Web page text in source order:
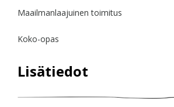
Maailmanlaajuinen toimitus
Koko-opas
Lisätiedot